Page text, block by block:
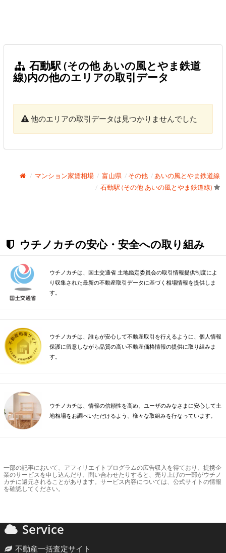
石動駅 (その他 あいの風とやま鉄道
線)内の他のエリアの取引データ
他のエリアの取引データは見つかりませんでした
マンション家賃相場 富山県 その他
あいの風とやま鉄道線
石動駅 (その他 あいの風とやま鉄道線)
ウチノカチの安心・安全への取り組み
ウチノカチは、国土交通省 土地鑑定委員会の取引情報提供制度によ
り収集された最新の不動産取引データに基づく相場情報を提供しま
す。
ウチノカチは、誰もが安心して不動産取引を行えるように、個人情報
保護に留意しながら品質の高い不動産価格情報の提供に取り組みま
す。
ウチノカチは、情報の信頼性を高め、ユーザのみなさまに安心して土
地相場をお調べいただけるよう、様々な取組みを行なっています。
一部の記事において、アフィリエイトプログラムの広告収入を得ており、提携企
業のサービスを申し込んだり、問い合わせたりすると、売り上げの一部がウチノ
カチに還元されることがあります。サービス内容については、公式サイトの情報
を確認してください。
Service
不動産一括査定サイト